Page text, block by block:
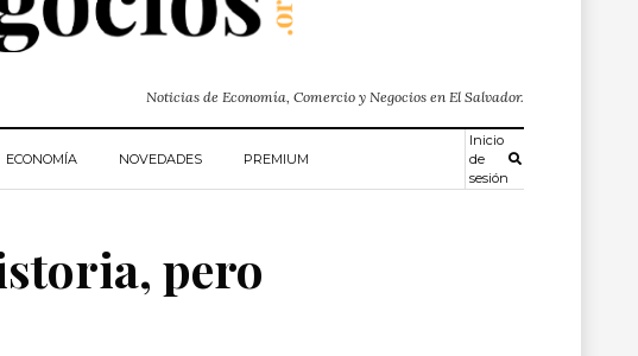
Noticias de Economía, Comercio y Negocios en El Salvador.
ECONOMÍA NOVEDADES PREMIUM
Inicio
de
sesión
pero